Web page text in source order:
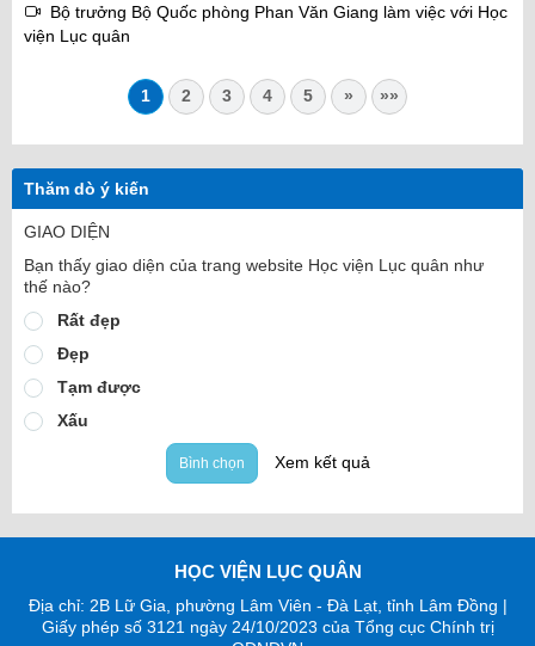
Bộ trưởng Bộ Quốc phòng Phan Văn Giang làm việc với Học
viện Lục quân
1 2 3 4 5 » »»
Thăm dò ý kiến
GIAO DIỆN
Bạn thấy giao diện của trang website Học viện Lục quân như
thế nào?
Rất đẹp
Đẹp
Tạm được
Xấu
Bình chọn Xem kết quả
HỌC VIỆN LỤC QUÂN
Địa chỉ: 2B Lữ Gia, phường Lâm Viên - Đà Lạt, tỉnh Lâm Đồng |
Giấy phép số 3121 ngày 24/10/2023 của Tổng cục Chính trị